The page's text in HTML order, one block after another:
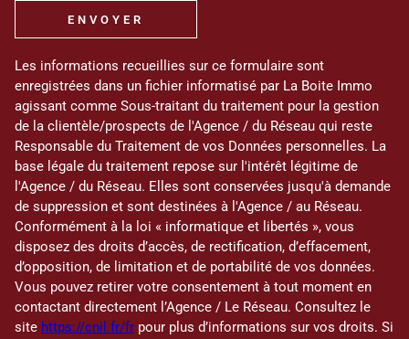
ENVOYER
Les informations recueillies sur ce formulaire sont
enregistrées dans un fichier informatisé par La Boite Immo
agissant comme Sous-traitant du traitement pour la gestion
de la clientèle/prospects de l'Agence / du Réseau qui reste
Responsable du Traitement de vos Données personnelles. La
base légale du traitement repose sur l'intérêt légitime de
l'Agence / du Réseau. Elles sont conservées jusqu'à demande
de suppression et sont destinées à l'Agence / au Réseau.
Conformément à la loi « informatique et libertés », vous
disposez des droits d’accès, de rectification, d’effacement,
d’opposition, de limitation et de portabilité de vos données.
Vous pouvez retirer votre consentement à tout moment en
contactant directement l’Agence / Le Réseau. Consultez le
site https://cnil.fr/fr pour plus d’informations sur vos droits. Si